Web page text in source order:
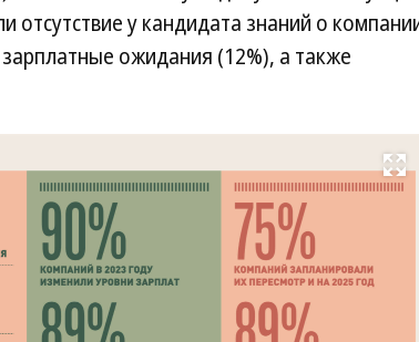
отсутствие у кандидата знаний о
ожидания (12%), а также
Развернуть